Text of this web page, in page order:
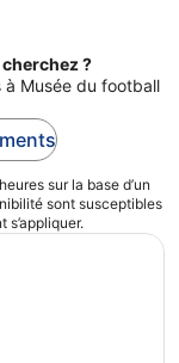
?
Musée du football
sur la base d’un
sont susceptibles
s’appliquer.